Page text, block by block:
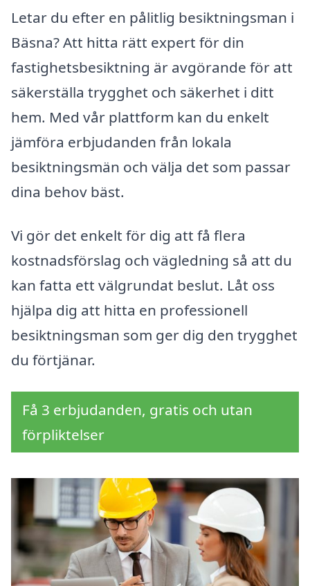
Letar du efter en pålitlig besiktningsman i
Bäsna? Att hitta rätt expert för din
fastighetsbesiktning är avgörande för att
säkerställa trygghet och säkerhet i ditt
hem. Med vår plattform kan du enkelt
jämföra erbjudanden från lokala
besiktningsmän och välja det som passar
dina behov bäst.
Vi gör det enkelt för dig att få flera
kostnadsförslag och vägledning så att du
kan fatta ett välgrundat beslut. Låt oss
hjälpa dig att hitta en professionell
besiktningsman som ger dig den trygghet
du förtjänar.
Få 3 erbjudanden, gratis och utan
förpliktelser